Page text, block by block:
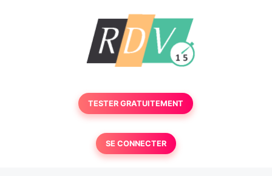
TESTER GRATUITEMENT
SE CONNECTER